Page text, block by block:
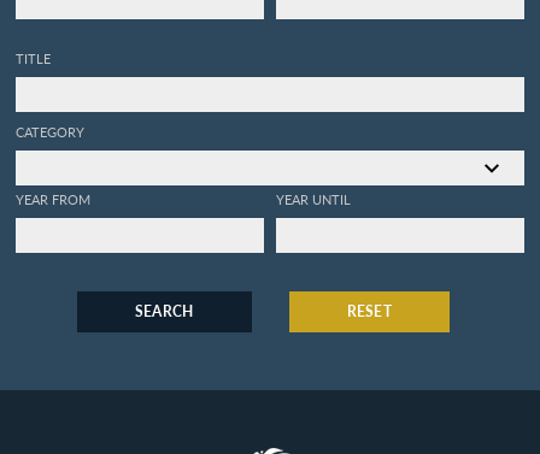
TITLE
CATEGORY
YEAR FROM YEAR UNTIL
SEARCH RESET